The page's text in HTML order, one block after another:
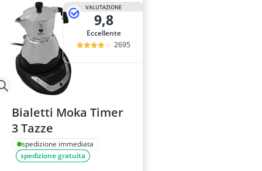
VALUTAZIONE
9,8
Eccellente
2695
Bialetti Moka Timer
3 Tazze
spedizione immediata
spedizione gratuita